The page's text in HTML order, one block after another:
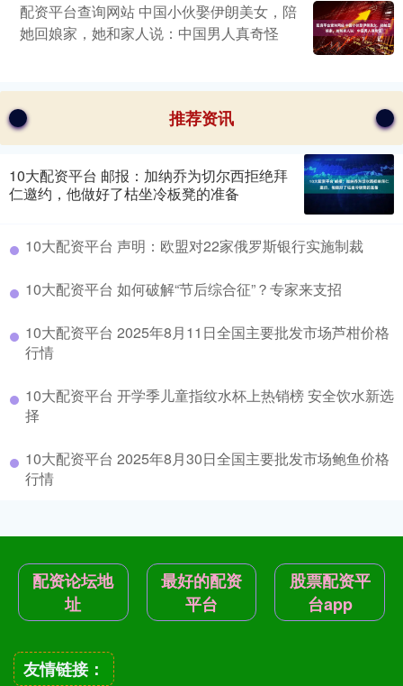
配资平台查询网站 中国小伙娶伊朗美女，陪
她回娘家，她和家人说：中国男人真奇怪
推荐资讯
10大配资平台 邮报：加纳乔为切尔西拒绝拜
仁邀约，他做好了枯坐冷板凳的准备
10大配资平台 声明：欧盟对22家俄罗斯银行实施制裁
10大配资平台 如何破解“节后综合征”？专家来支招
10大配资平台 2025年8月11日全国主要批发市场芦柑价格
行情
10大配资平台 开学季儿童指纹水杯上热销榜 安全饮水新选
择
10大配资平台 2025年8月30日全国主要批发市场鲍鱼价格
行情
配资论坛地
址
最好的配资
平台
股票配资平
台app
友情链接：